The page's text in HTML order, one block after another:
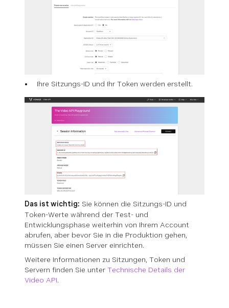
Ihre Sitzungs-ID und Ihr Token werden erstellt.
Das ist wichtig: Sie können die Sitzungs-ID und
Token-Werte während der Test- und
Entwicklungsphase weiterhin von Ihrem Account
abrufen, aber bevor Sie in die Produktion gehen,
müssen Sie einen Server einrichten.
Weitere Informationen zu Sitzungen, Token und
Servern finden Sie unter Technische Details der
Video API.